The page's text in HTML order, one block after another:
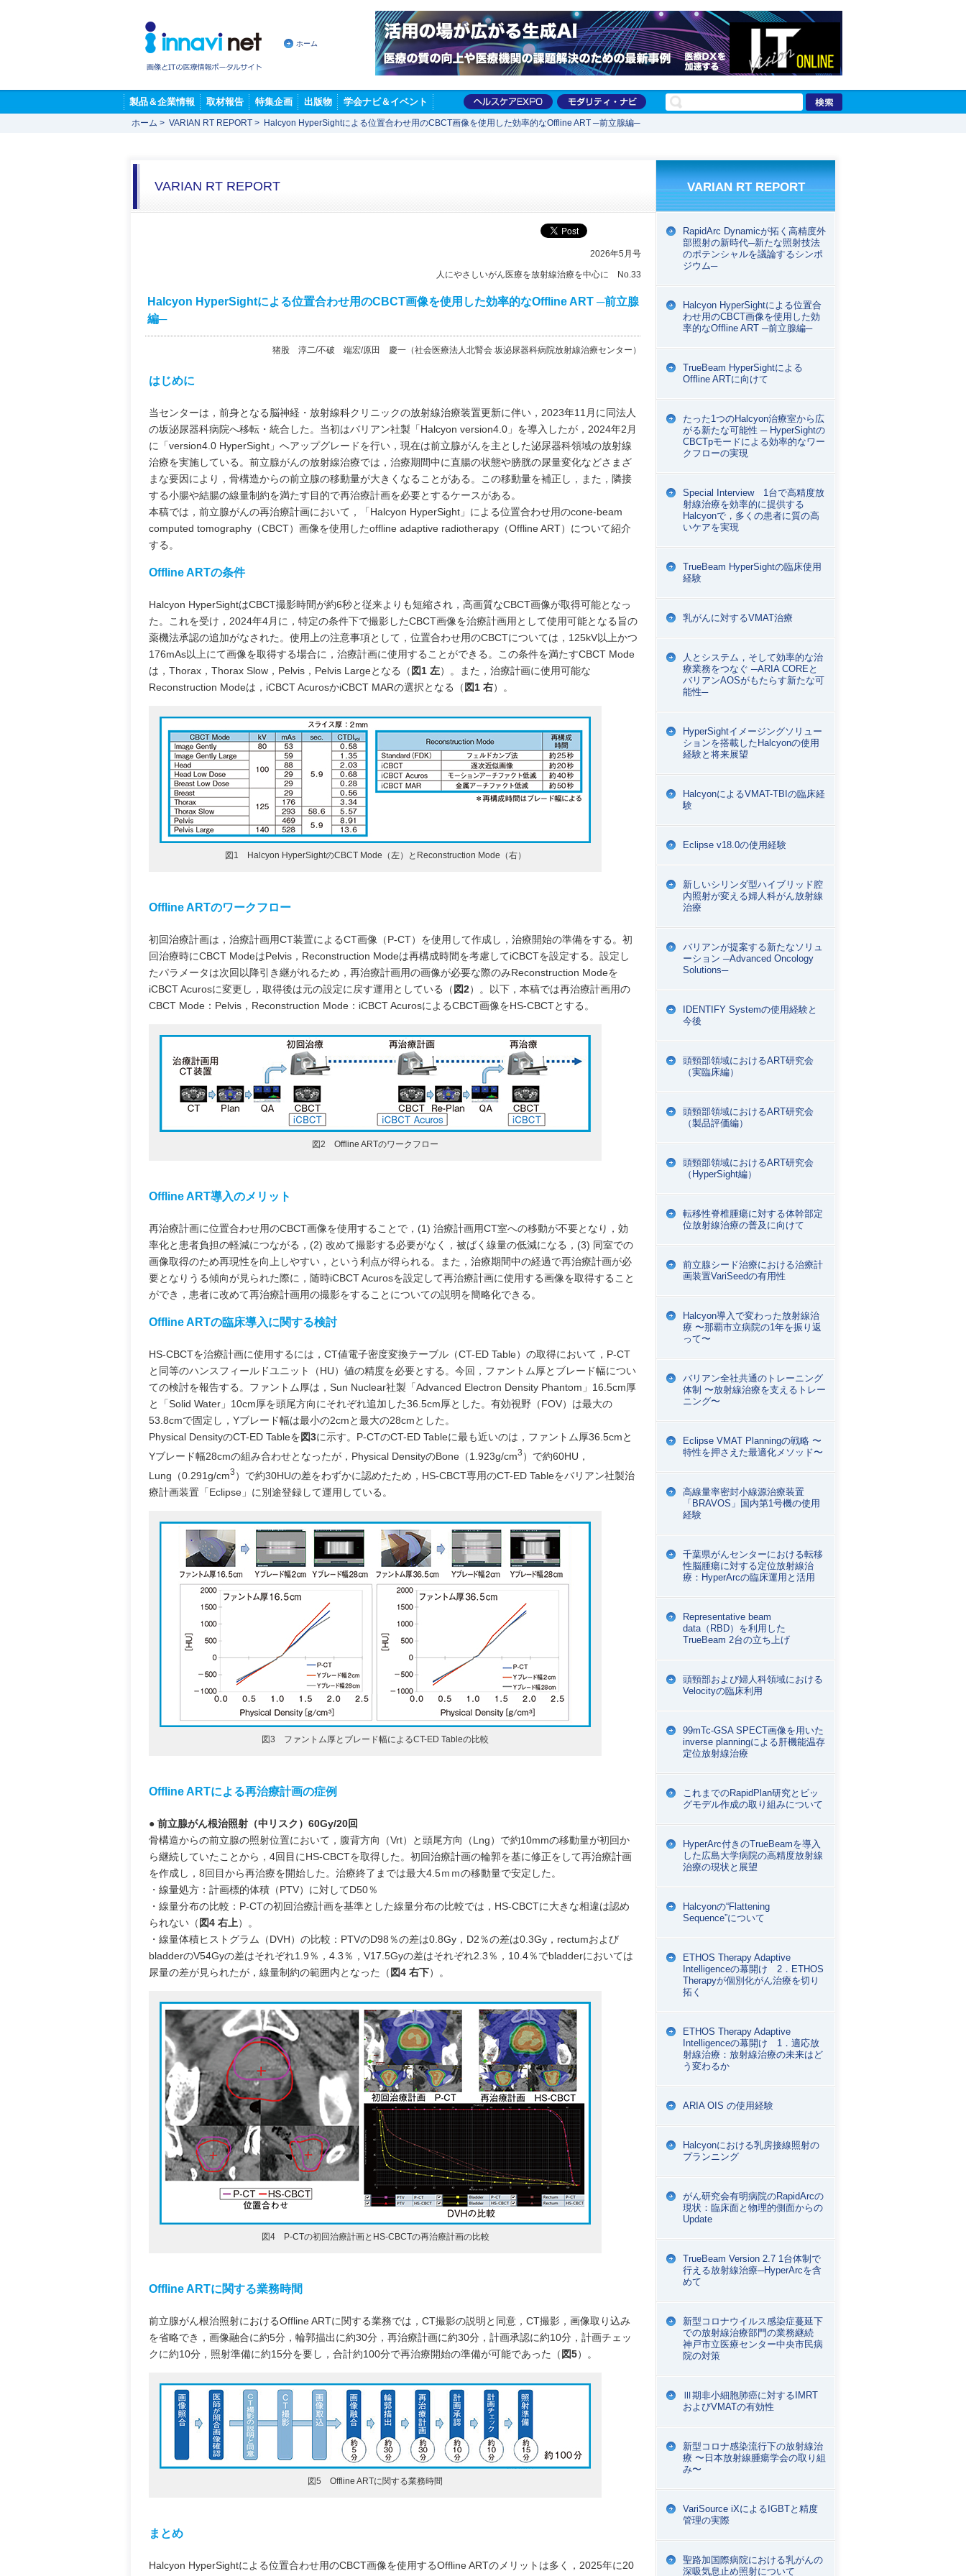
ホーム
製品＆企業情報 取材報告 特集企画 出版物 学会ナビ＆イベント
ホーム > VARIAN RT REPORT > Halcyon HyperSightによる位置合わせ用のCBCT画像を使用した効率的なOffline ART ─前立腺編─
VARIAN RT REPORT
2026年5月号
人にやさしいがん医療を放射線治療を中心に No.33
Halcyon HyperSightによる位置合わせ用のCBCT画像を使用した効率的なOffline ART ─前立腺
編─
猪股 淳二/不破 端宏/原田 慶一（社会医療法人北腎会 坂泌尿器科病院放射線治療センター）
はじめに
当センターは，前身となる脳神経・放射線科クリニックの放射線治療装置更新に伴い，2023年11月に同法人
の坂泌尿器科病院へ移転・統合した。当初はバリアン社製「Halcyon version4.0」を導入したが，2024年2月
に「version4.0 HyperSight」へアップグレードを行い，現在は前立腺がんを主とした泌尿器科領域の放射線
治療を実施している。前立腺がんの放射線治療では，治療期間中に直腸の状態や膀胱の尿量変化などさまざ
まな要因により，骨構造からの前立腺の移動量が大きくなることがある。この移動量を補正し，また，隣接
する小腸や結腸の線量制約を満たす目的で再治療計画を必要とするケースがある。
本稿では，前立腺がんの再治療計画において，「Halcyon HyperSight」による位置合わせ用のcone-beam
computed tomography（CBCT）画像を使用したoffline adaptive radiotherapy（Offline ART）について紹介
する。
Offline ARTの条件
Halcyon HyperSightはCBCT撮影時間が約6秒と従来よりも短縮され，高画質なCBCT画像が取得可能となっ
た。これを受け，2024年4月に，特定の条件下で撮影したCBCT画像を治療計画用として使用可能となる旨の
薬機法承認の追加がなされた。使用上の注意事項として，位置合わせ用のCBCTについては，125kV以上かつ
176mAs以上にて画像を取得する場合に，治療計画に使用することができる。この条件を満たすCBCT Mode
は，Thorax，Thorax Slow，Pelvis，Pelvis Largeとなる（ 図1 左）。また，治療計画に使用可能な
Reconstruction Modeは，iCBCT AcurosかiCBCT MARの選択となる（ 図1 右）。
図1 Halcyon HyperSightのCBCT Mode（左）とReconstruction Mode（右）
Offline ARTのワークフロー
初回治療計画は，治療計画用CT装置によるCT画像（P-CT）を使用して作成し，治療開始の準備をする。初
回治療時にCBCT ModeはPelvis，Reconstruction Modeは再構成時間を考慮してiCBCTを設定する。設定し
たパラメータは次回以降引き継がれるため，再治療計画用の画像が必要な際のみReconstruction Modeを
iCBCT Acurosに変更し，取得後は元の設定に戻す運用としている（ 図2）。以下，本稿では再治療計画用の
CBCT Mode：Pelvis，Reconstruction Mode：iCBCT AcurosによるCBCT画像をHS-CBCTとする。
図2 Offline ARTのワークフロー
Offline ART導入のメリット
再治療計画に位置合わせ用のCBCT画像を使用することで，(1) 治療計画用CT室への移動が不要となり，効
率化と患者負担の軽減につながる，(2) 改めて撮影する必要がなく，被ばく線量の低減になる，(3) 同室での
画像取得のため再現性を向上しやすい，という利点が得られる。また，治療期間中の経過で再治療計画が必
要となりうる傾向が見られた際に，随時iCBCT Acurosを設定して再治療計画に使用する画像を取得すること
ができ，患者に改めて再治療計画用の撮影をすることについての説明を簡略化できる。
Offline ARTの臨床導入に関する検討
HS-CBCTを治療計画に使用するには，CT値電子密度変換テーブル（CT-ED Table）の取得において，P-CT
と同等のハンスフィールドユニット（HU）値の精度を必要とする。今回，ファントム厚とブレード幅につい
ての検討を報告する。ファントム厚は，Sun Nuclear社製「Advanced Electron Density Phantom」16.5cm厚
と「Solid Water」10cm厚を頭尾方向にそれぞれ追加した36.5cm厚とした。有効視野（FOV）は最大の
53.8cmで固定し，Yブレード幅は最小の2cmと最大の28cmとした。
Physical DensityのCT-ED Tableを図3に示す。P-CTのCT-ED Tableに最も近いのは，ファントム厚36.5cmと
Yブレード幅28cmの組み合わせとなったが，Physical DensityのBone（1.923g/cm3 ）で約60HU，
Lung（0.291g/cm3 ）で約30HUの差をわずかに認めたため，HS-CBCT専用のCT-ED Tableをバリアン社製治
療計画装置「Eclipse」に別途登録して運用している。
図3 ファントム厚とブレード幅によるCT-ED Tableの比較
Offline ARTによる再治療計画の症例
● 前立腺がん根治照射（中リスク）60Gy/20回
骨構造からの前立腺の照射位置において，腹背方向（Vrt）と頭尾方向（Lng）で約10mmの移動量が初回か
ら継続していたことから，4回目にHS-CBCTを取得した。初回治療計画の輪郭を基に修正をして再治療計画
を作成し，8回目から再治療を開始した。治療終了までは最大4.5ｍｍの移動量で安定した。
・線量処方：計画標的体積（PTV）に対してD50％
・線量分布の比較：P-CTの初回治療計画を基準とした線量分布の比較では，HS-CBCTに大きな相違は認め
られない（ 図4 右上）。
・線量体積ヒストグラム（DVH）の比較：PTVのD98％の差は0.8Gy，D2％の差は0.3Gy，rectumおよび
bladderのV54Gyの差はそれぞれ1.9％，4.3％，V17.5Gyの差はそれぞれ2.3％，10.4％でbladderにおいては
尿量の差が見られたが，線量制約の範囲内となった（ 図4 右下）。
図4 P-CTの初回治療計画とHS-CBCTの再治療計画の比較
Offline ARTに関する業務時間
前立腺がん根治照射におけるOffline ARTに関する業務では，CT撮影の説明と同意，CT撮影，画像取り込み
を省略でき，画像融合に約5分，輪郭描出に約30分，再治療計画に約30分，計画承認に約10分，計画チェッ
クに約10分，照射準備に約15分を要し，合計約100分で再治療開始の準備が可能であった（ 図5）。
図5 Offline ARTに関する業務時間
まとめ
Halcyon HyperSightによる位置合わせ用のCBCT画像を使用するOffline ARTのメリットは多く，2025年に20
VARIAN RT REPORT
RapidArc Dynamicが拓く高精度外
部照射の新時代─新たな照射技法
のポテンシャルを議論するシンポ
ジウム─
Halcyon HyperSightによる位置合
わせ用のCBCT画像を使用した効
率的なOffline ART ─前立腺編─
TrueBeam HyperSightによる
Offline ARTに向けて
たった1つのHalcyon治療室から広
がる新たな可能性 ─ HyperSightの
CBCTpモードによる効率的なワー
クフローの実現
Special Interview 1台で高精度放
射線治療を効率的に提供する
Halcyonで，多くの患者に質の高
いケアを実現
TrueBeam HyperSightの臨床使用
経験
乳がんに対するVMAT治療
人とシステム，そして効率的な治
療業務をつなぐ ─ARIA COREと
バリアンAOSがもたらす新たな可
能性─
HyperSightイメージングソリュー
ションを搭載したHalcyonの使用
経験と将来展望
HalcyonによるVMAT-TBIの臨床経
験
Eclipse v18.0の使用経験
新しいシリンダ型ハイブリッド腔
内照射が変える婦人科がん放射線
治療
バリアンが提案する新たなソリュ
ーション ─Advanced Oncology
Solutions─
IDENTIFY Systemの使用経験と
今後
頭頸部領域におけるART研究会
（実臨床編）
頭頸部領域におけるART研究会
（製品評価編）
頭頸部領域におけるART研究会
（HyperSight編）
転移性脊椎腫瘍に対する体幹部定
位放射線治療の普及に向けて
前立腺シード治療における治療計
画装置VariSeedの有用性
Halcyon導入で変わった放射線治
療 〜那覇市立病院の1年を振り返
って〜
バリアン全社共通のトレーニング
体制 〜放射線治療を支えるトレー
ニング〜
Eclipse VMAT Planningの戦略 〜
特性を押さえた最適化メソッド〜
高線量率密封小線源治療装置
「BRAVOS」国内第1号機の使用
経験
千葉県がんセンターにおける転移
性脳腫瘍に対する定位放射線治
療：HyperArcの臨床運用と活用
Representative beam
data（RBD）を利用した
TrueBeam 2台の立ち上げ
頭頸部および婦人科領域における
Velocityの臨床利用
99mTc-GSA SPECT画像を用いた
inverse planningによる肝機能温存
定位放射線治療
これまでのRapidPlan研究とビッ
グモデル作成の取り組みについて
HyperArc付きのTrueBeamを導入
した広島大学病院の高精度放射線
治療の現状と展望
Halcyonの“Flattening
Sequence”について
ETHOS Therapy Adaptive
Intelligenceの幕開け 2．ETHOS
Therapyが個別化がん治療を切り
拓く
ETHOS Therapy Adaptive
Intelligenceの幕開け 1．適応放
射線治療：放射線治療の未来はど
う変わるか
ARIA OIS の使用経験
Halcyonにおける乳房接線照射の
プランニング
がん研究会有明病院のRapidArcの
現状：臨床面と物理的側面からの
Update
TrueBeam Version 2.7 1台体制で
行える放射線治療─HyperArcを含
めて
新型コロナウイルス感染症蔓延下
での放射線治療部門の業務継続
神戸市立医療センター中央市民病
院の対策
Ⅲ期非小細胞肺癌に対するIMRT
およびVMATの有効性
新型コロナ感染流行下の放射線治
療 〜日本放射線腫瘍学会の取り組
み〜
VariSource iXによるIGBTと精度
管理の実際
聖路加国際病院における乳がんの
深吸気息止め照射について